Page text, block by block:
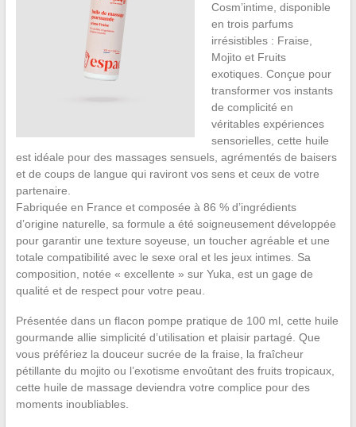
Cosm’intime, disponible
en trois parfums
irrésistibles : Fraise,
Mojito et Fruits
exotiques. Conçue pour
transformer vos instants
de complicité en
véritables expériences
sensorielles, cette huile
est idéale pour des massages sensuels, agrémentés de baisers
et de coups de langue qui raviront vos sens et ceux de votre
partenaire.
Fabriquée en France et composée à 86 % d’ingrédients
d’origine naturelle, sa formule a été soigneusement développée
pour garantir une texture soyeuse, un toucher agréable et une
totale compatibilité avec le sexe oral et les jeux intimes. Sa
composition, notée « excellente » sur Yuka, est un gage de
qualité et de respect pour votre peau.
Présentée dans un flacon pompe pratique de 100 ml, cette huile
gourmande allie simplicité d’utilisation et plaisir partagé. Que
vous préfériez la douceur sucrée de la fraise, la fraîcheur
pétillante du mojito ou l’exotisme envoûtant des fruits tropicaux,
cette huile de massage deviendra votre complice pour des
moments inoubliables.